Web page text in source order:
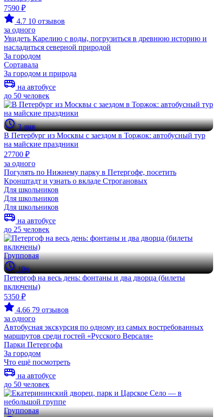
7590 ₽
4.7 10 отзывов
за одного
Увидеть Карелию с воды, погрузиться в древнюю историю и
насладиться северной природой
За городом
Сортавала
За городом и природа
на автобусе
до 50 человек
3 дня
В Петербург из Москвы с заездом в Торжок: автобусный тур
на майские праздники
27700 ₽
за одного
Погулять по Нижнему парку в Петергофе, посетить
Кронштадт и узнать о вкладе Строгановых
Для школьников
Для школьников
Для школьников
на автобусе
до 25 человек
Групповая
10ч
Петергоф на весь день: фонтаны и два дворца (билеты
включены)
5350 ₽
4.66 79 отзывов
за одного
Автобусная экскурсия по одному из самых востребованных
маршрутов среди гостей «Русского Версаля»
Парки Петергофа
За городом
Что ещё посмотреть
на автобусе
до 50 человек
Групповая